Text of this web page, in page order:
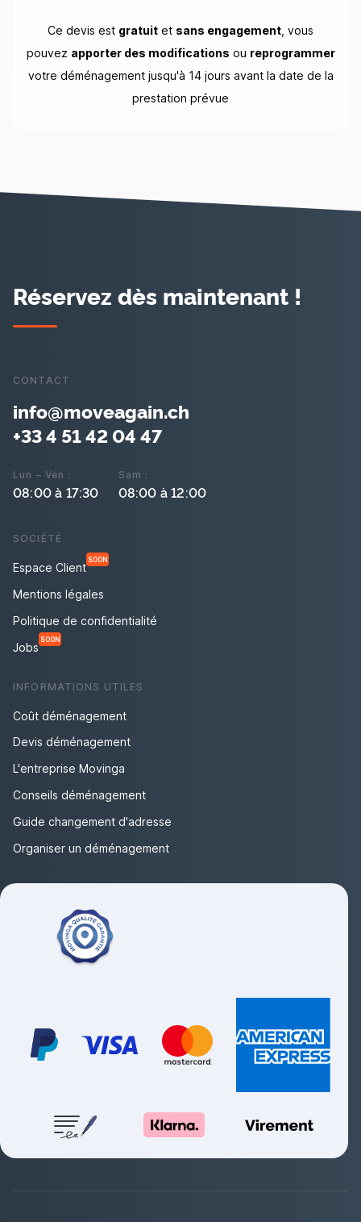
Ce devis est gratuit et sans engagement , vous
pouvez apporter des modifications ou reprogrammer
votre déménagement jusqu'à 14 jours avant la date de la
prestation prévue
Réservez dès maintenant !
CONTACT
info@moveagain.ch
+33 4 51 42 04 47
Lun – Ven :
08:00 à 17:30
Sam :
08:00 à 12:00
SOCIÉTÉ
Espace Client
SOON
Mentions légales
Politique de confidentialité
Jobs
SOON
INFORMATIONS UTILES
Coût déménagement
Devis déménagement
L'entreprise Movinga
Conseils déménagement
Guide changement d'adresse
Organiser un déménagement